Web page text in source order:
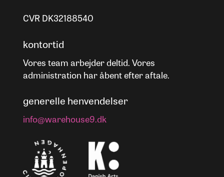
CVR DK32188540
kontortid
Vores team arbejder deltid. Vores
administration har åbent efter aftale.
generelle henvendelser
info@warehouse9.dk